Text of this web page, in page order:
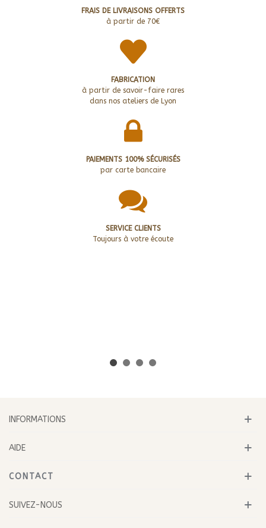
FRAIS DE LIVRAISONS OFFERTS
à partir de 70€
FABRICATION
à partir de savoir-faire rares
dans nos ateliers de Lyon
PAIEMENTS 100% SÉCURISÉS
par carte bancaire
SERVICE CLIENTS
Toujours à votre écoute
INFORMATIONS
AIDE
CONTACT
SUIVEZ-NOUS